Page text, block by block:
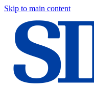
Skip to main content